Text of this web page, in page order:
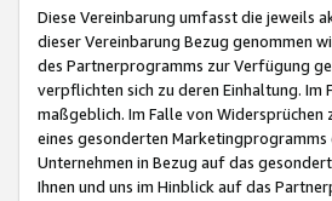
Diese Vereinbarung umfasst die jeweils
dieser Vereinbarung Bezug genommen
des Partnerprogramms zur Verfügung
verpflichten sich zu deren Einhaltung.
maßgeblich. Im Falle von Widersprüchen
eines gesonderten
Unternehmen in Bezug auf das
Ihnen und uns im Hinblick auf das